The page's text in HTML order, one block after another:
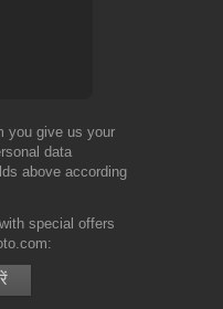
you give us your
data
above according
special offers